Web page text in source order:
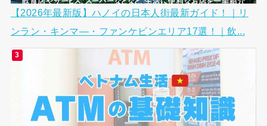
【2026年最新版】ハノイの日本人街最新ガイド！｜リ
ンラン・キンマ―・ファンケビンエリア17選！｜飲...